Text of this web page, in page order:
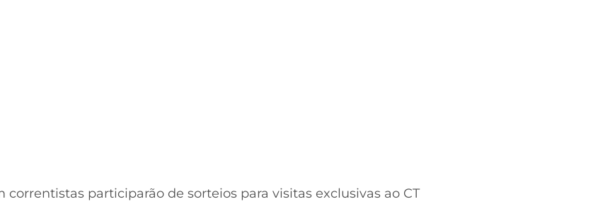
correntistas participarão de sorteios para visitas exclusivas ao CT